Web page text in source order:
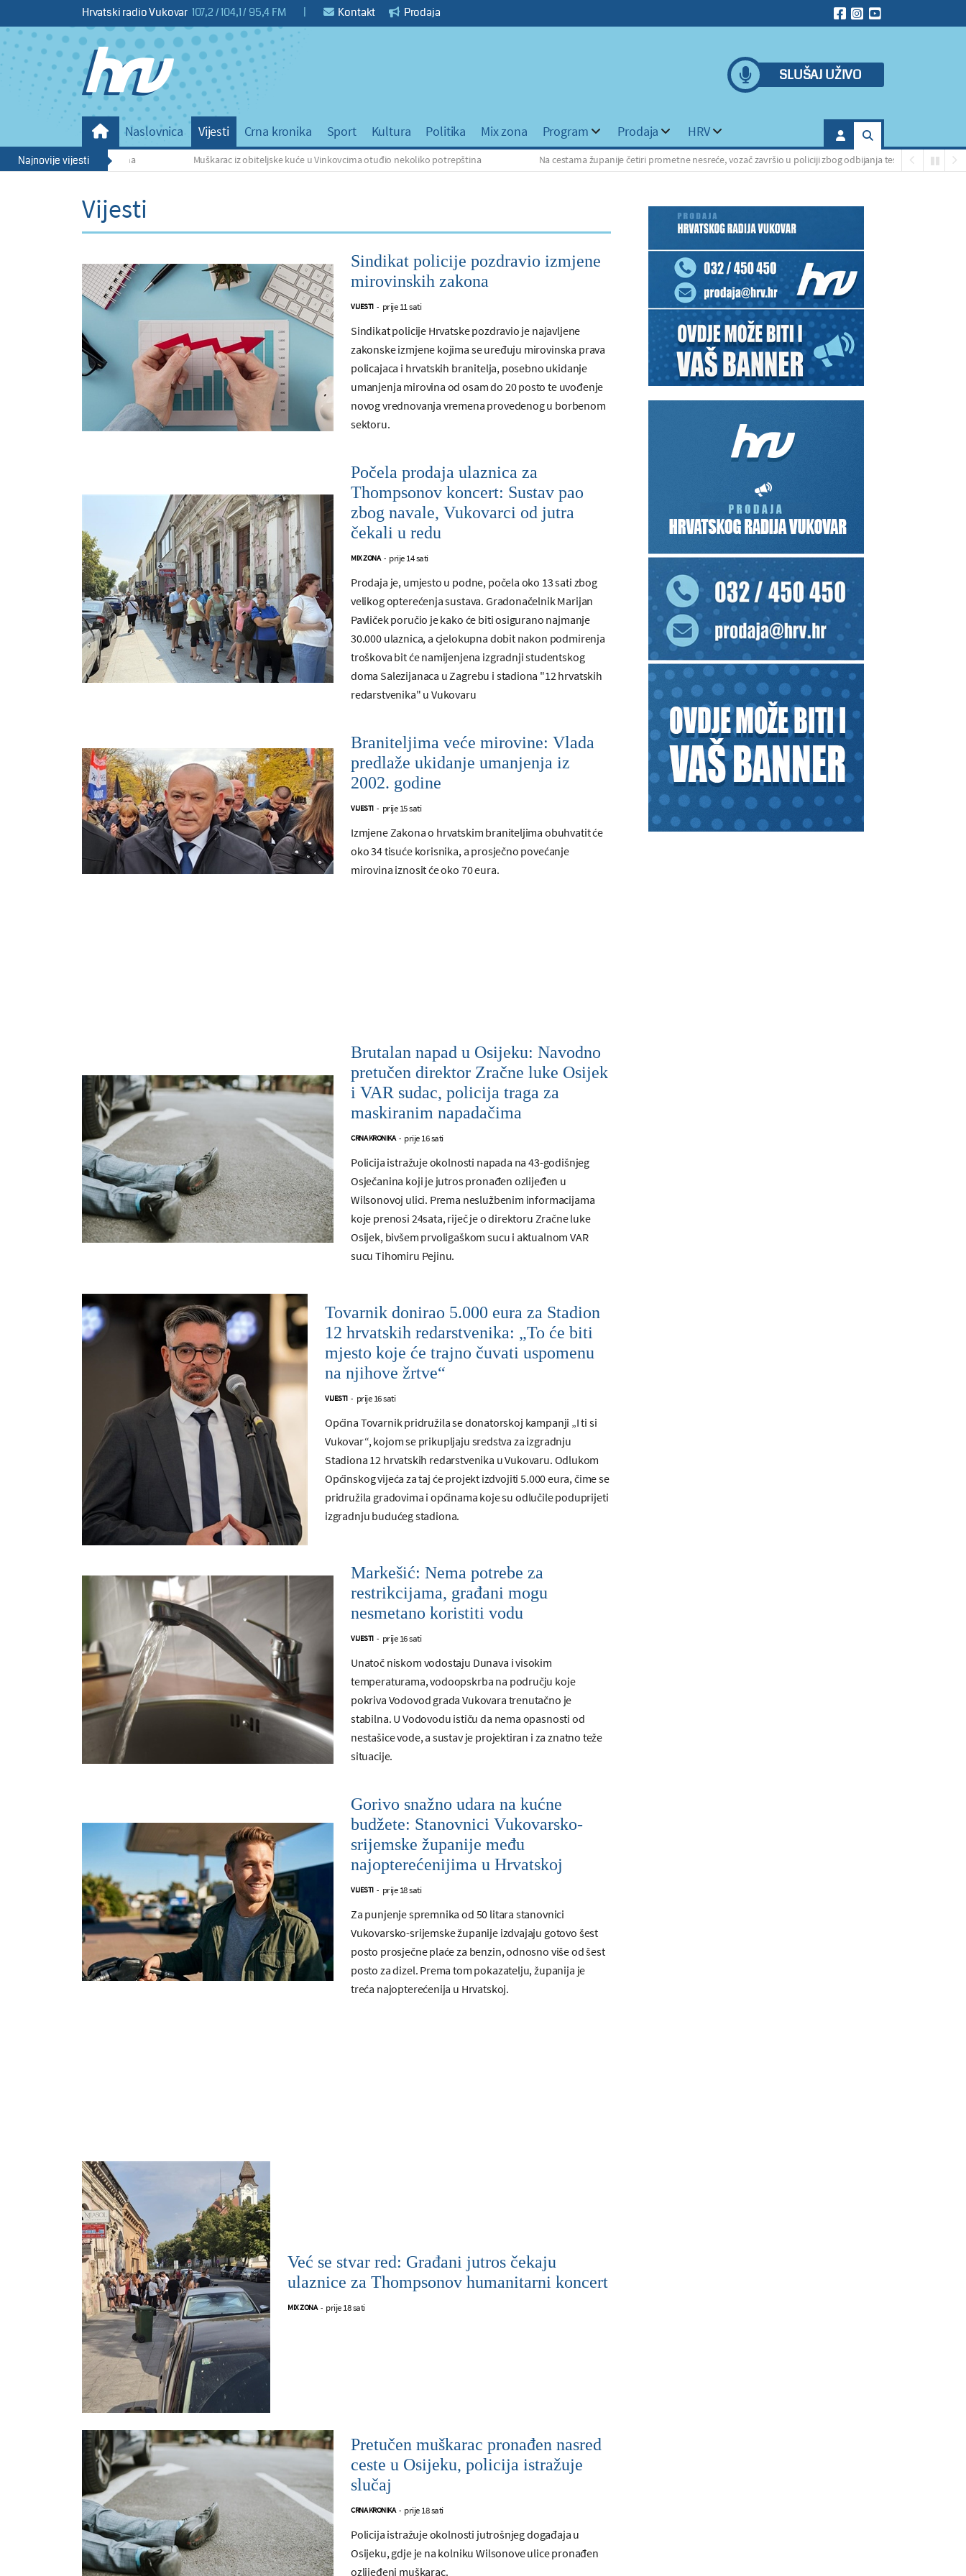
Hrvatski radio Vukovar 107,2 / 104,1 / 95,4 FM | Kontakt Prodaja
SLUŠAJ UŽIVO
Naslovnica Vijesti Crna kronika Sport Kultura Politika Mix zona Program Prodaja HRV
Najnovije vijesti
mirovinskih zakona Muškarac iz obiteljske kuće u Vinkovcima otuđio nekoliko potrepština Na cestama županije četiri prometne nesreće, vozač završio u policiji zbog odbijanja testiranja na droge
Vijesti
Sindikat policije pozdravio izmjene
mirovinskih zakona
VIJESTI - prije 11 sati
Sindikat policije Hrvatske pozdravio je najavljene
zakonske izmjene kojima se uređuju mirovinska prava
policajaca i hrvatskih branitelja, posebno ukidanje
umanjenja mirovina od osam do 20 posto te uvođenje
novog vrednovanja vremena provedenog u borbenom
sektoru.
Počela prodaja ulaznica za
Thompsonov koncert: Sustav pao
zbog navale, Vukovarci od jutra
čekali u redu
MIX ZONA - prije 14 sati
Prodaja je, umjesto u podne, počela oko 13 sati zbog
velikog opterećenja sustava. Gradonačelnik Marijan
Pavliček poručio je kako će biti osigurano najmanje
30.000 ulaznica, a cjelokupna dobit nakon podmirenja
troškova bit će namijenjena izgradnji studentskog
doma Salezijanaca u Zagrebu i stadiona "12 hrvatskih
redarstvenika" u Vukovaru
Braniteljima veće mirovine: Vlada
predlaže ukidanje umanjenja iz
2002. godine
VIJESTI - prije 15 sati
Izmjene Zakona o hrvatskim braniteljima obuhvatit će
oko 34 tisuće korisnika, a prosječno povećanje
mirovina iznosit će oko 70 eura.
Brutalan napad u Osijeku: Navodno
pretučen direktor Zračne luke Osijek
i VAR sudac, policija traga za
maskiranim napadačima
CRNA KRONIKA - prije 16 sati
Policija istražuje okolnosti napada na 43-godišnjeg
Osječanina koji je jutros pronađen ozlijeđen u
Wilsonovoj ulici. Prema neslužbenim informacijama
koje prenosi 24sata, riječ je o direktoru Zračne luke
Osijek, bivšem prvoligaškom sucu i aktualnom VAR
sucu Tihomiru Pejinu.
Tovarnik donirao 5.000 eura za Stadion
12 hrvatskih redarstvenika: „To će biti
mjesto koje će trajno čuvati uspomenu
na njihove žrtve“
VIJESTI - prije 16 sati
Općina Tovarnik pridružila se donatorskoj kampanji „I ti si
Vukovar“, kojom se prikupljaju sredstva za izgradnju
Stadiona 12 hrvatskih redarstvenika u Vukovaru. Odlukom
Općinskog vijeća za taj će projekt izdvojiti 5.000 eura, čime se
pridružila gradovima i općinama koje su odlučile poduprijeti
izgradnju budućeg stadiona.
Markešić: Nema potrebe za
restrikcijama, građani mogu
nesmetano koristiti vodu
VIJESTI - prije 16 sati
Unatoč niskom vodostaju Dunava i visokim
temperaturama, vodoopskrba na području koje
pokriva Vodovod grada Vukovara trenutačno je
stabilna. U Vodovodu ističu da nema opasnosti od
nestašice vode, a sustav je projektiran i za znatno teže
situacije.
Gorivo snažno udara na kućne
budžete: Stanovnici Vukovarsko-
srijemske županije među
najopterećenijima u Hrvatskoj
VIJESTI - prije 18 sati
Za punjenje spremnika od 50 litara stanovnici
Vukovarsko-srijemske županije izdvajaju gotovo šest
posto prosječne plaće za benzin, odnosno više od šest
posto za dizel. Prema tom pokazatelju, županija je
treća najopterećenija u Hrvatskoj.
Već se stvar red: Građani jutros čekaju
ulaznice za Thompsonov humanitarni koncert
MIX ZONA - prije 18 sati
Pretučen muškarac pronađen nasred
ceste u Osijeku, policija istražuje
slučaj
CRNA KRONIKA - prije 18 sati
Policija istražuje okolnosti jutrošnjeg događaja u
Osijeku, gdje je na kolniku Wilsonove ulice pronađen
ozlijeđeni muškarac.